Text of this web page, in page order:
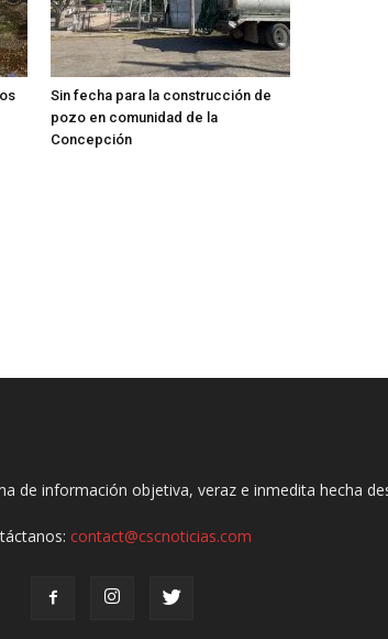
Sin fecha para la construcción de
pozo en comunidad de la
Concepción
de información objetiva, veraz e inmedita hecha
contact@cscnoticias.com